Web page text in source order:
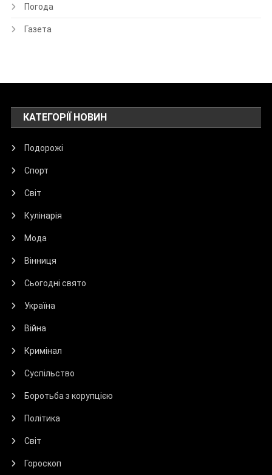
Погода
Газета
КАТЕГОРІЇ НОВИН
Подорожі
Спорт
Світ
Кулінарія
Мода
Вінниця
Сьогодні свято
Україна
Війна
Кримінал
Суспільство
Боротьба з корупцією
Політика
Світ
Гороскоп